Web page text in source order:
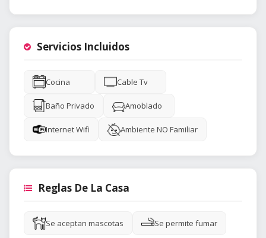
Servicios Incluidos
Cocina Cable Tv
Baño Privado Amoblado
Internet Wifi Ambiente NO Familiar
Reglas De La Casa
Se aceptan mascotas Se permite fumar